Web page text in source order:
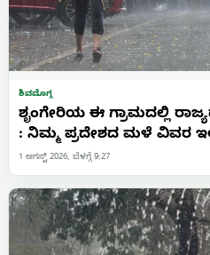
ಶಿವಮೊಗ್ಗ
ಶೃಂಗೇರಿಯ ಈ ಗ್ರಾಮದಲ್ಲಿ
: ನಿಮ್ಮ ಪ್ರದೇಶದ ಮಳೆ ವಿವರ
1 ಆಗಸ್ಟ್ 2026, ಬೆಳಗ್ಗೆ 9:27